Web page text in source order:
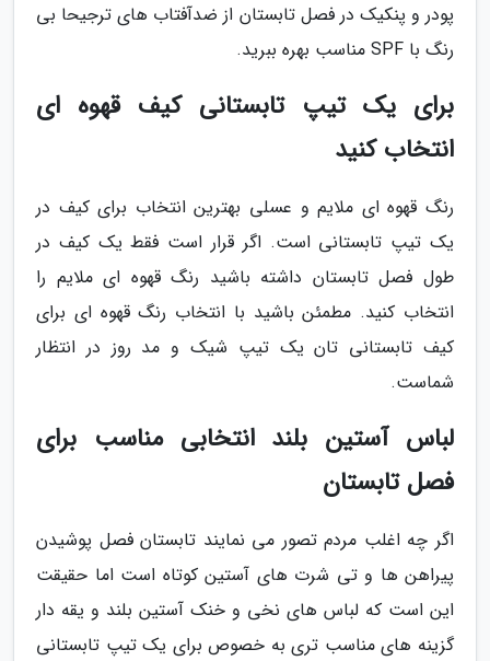
پودر و پنکیک در فصل تابستان از ضدآفتاب های ترجیحا بی
رنگ با SPF مناسب بهره ببرید.
برای یک تیپ تابستانی کیف قهوه ای
انتخاب کنید
رنگ قهوه ای ملایم و عسلی بهترین انتخاب برای کیف در
یک تیپ تابستانی است. اگر قرار است فقط یک کیف در
طول فصل تابستان داشته باشید رنگ قهوه ای ملایم را
انتخاب کنید. مطمئن باشید با انتخاب رنگ قهوه ای برای
کیف تابستانی تان یک تیپ شیک و مد روز در انتظار
شماست.
لباس آستین بلند انتخابی مناسب برای
فصل تابستان
اگر چه اغلب مردم تصور می نمایند تابستان فصل پوشیدن
پیراهن ها و تی شرت های آستین کوتاه است اما حقیقت
این است که لباس های نخی و خنک آستین بلند و یقه دار
گزینه های مناسب تری به خصوص برای یک تیپ تابستانی